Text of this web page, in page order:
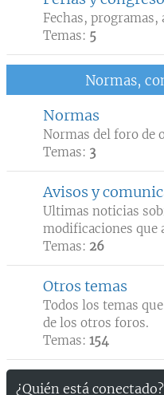
Fechas,
Temas: 5
Normas,
Normas
Normas del foro de
Temas: 3
Avisos y
Ultimas noticias
modificaciones que
Temas: 26
Otros temas
Todos los temas
de los otros foros.
Temas: 154
¿Quién está conectado?